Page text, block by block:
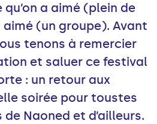
a aimé (plein de
(un groupe). Avant
tenons à remercier
et saluer ce festival
: un retour aux
soirée pour toustes
Naoned et d’ailleurs.